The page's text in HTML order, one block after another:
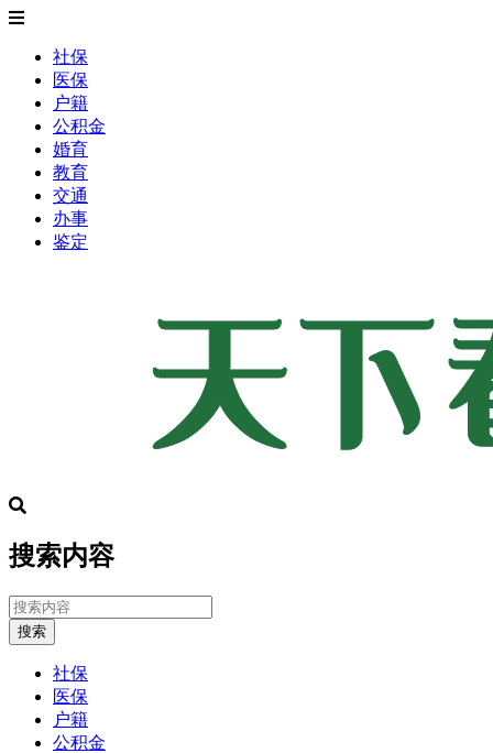
社保
医保
户籍
公积金
婚育
教育
交通
办事
鉴定
搜索内容
搜索
社保
医保
户籍
公积金